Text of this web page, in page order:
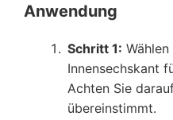
Anwendung
Schritt 1:
Innensechskant
Achten Sie
übereinstimmt.